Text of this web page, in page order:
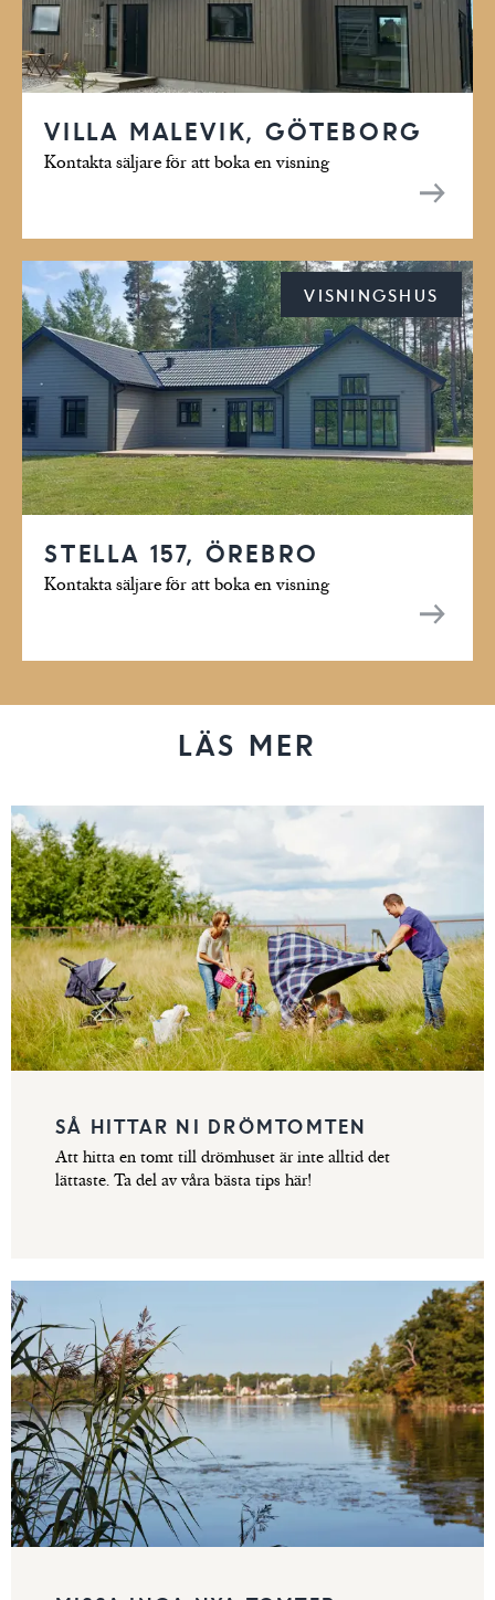
VILLA MALEVIK, GÖTEBORG
Kontakta säljare för att boka en visning
VISNINGSHUS
STELLA 157, ÖREBRO
Kontakta säljare för att boka en visning
LÄS MER
SÅ HITTAR NI DRÖMTOMTEN
Att hitta en tomt till drömhuset är inte alltid det
lättaste. Ta del av våra bästa tips här!